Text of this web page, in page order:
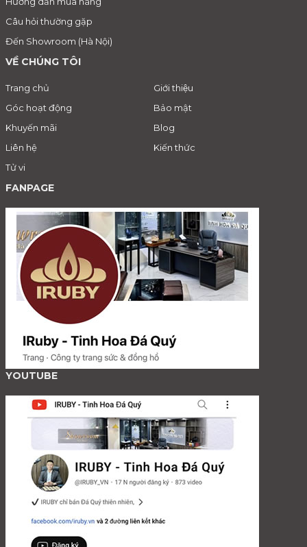
Câu hỏi thường gặp
Đến Showroom (Hà Nội)
VỀ CHÚNG TÔI
Trang chủ
Giới thiệu
Góc hoạt động
Bảo mật
Khuyến mãi
Blog
Liên hệ
Kiến thức
Tử vi
FANPAGE
YOUTUBE